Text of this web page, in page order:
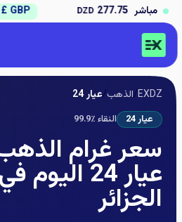
مباشر
DZD
GBP
EXDZ
/الذهب/عيار 24
عيار 24 النقاء ٪99.9
سعر غرام
عيار 24 اليوم في
الجزائر